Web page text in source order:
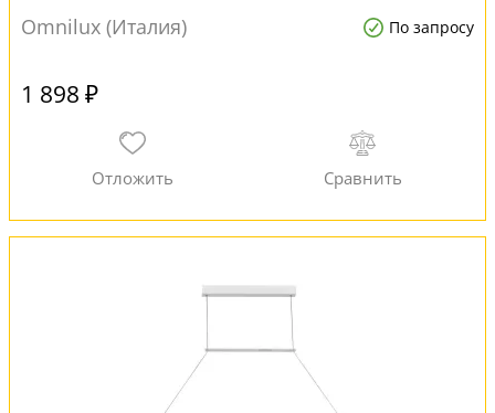
Omnilux (Италия) По запросу
1 898 ₽